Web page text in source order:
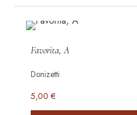
Favorita, A
Donizetti
5,00 €